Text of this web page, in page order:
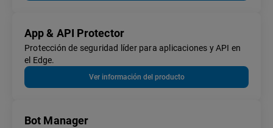
App & API Protector
Protección de seguridad líder para aplicaciones y API en
el Edge.
Ver información del producto
Bot Manager